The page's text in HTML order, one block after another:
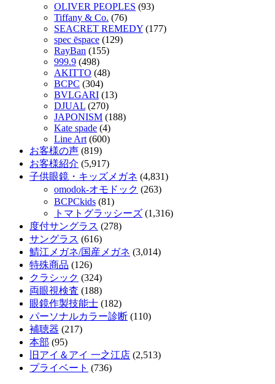
OLIVER PEOPLES (93)
Tiffany & Co. (76)
SEACRET REMEDY (177)
spec ēspace (129)
RayBan (155)
999.9 (498)
AKITTO (48)
BCPC (304)
BVLGARI (13)
DJUAL (270)
JAPONISM (188)
Kate spade (4)
Line Art (600)
お客様の声 (819)
お客様紹介 (5,917)
子供眼鏡・キッズメガネ (4,831)
omodok-オモドック (263)
BCPCkids (81)
トマトグラッシーズ (1,316)
度付サングラス (278)
サングラス (616)
鯖江メガネ/国産メガネ (3,014)
特殊商品 (126)
クラシック (324)
両眼視検査 (188)
眼鏡作製技能士 (182)
パーソナルカラー診断 (110)
補聴器 (217)
本部 (95)
旧アイ＆アイ 一之江店 (2,513)
プライベート (736)